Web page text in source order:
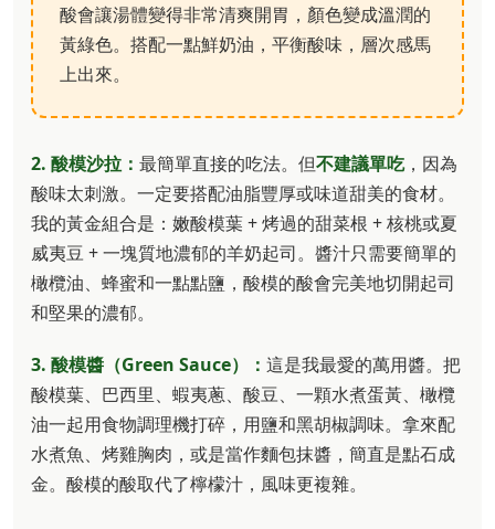
酸會讓湯體變得非常清爽開胃，顏色變成溫潤的
黃綠色。搭配一點鮮奶油，平衡酸味，層次感馬
上出來。
2. 酸模沙拉： 最簡單直接的吃法。但不建議單吃，因為
酸味太刺激。一定要搭配油脂豐厚或味道甜美的食材。
我的黃金組合是：嫩酸模葉 + 烤過的甜菜根 + 核桃或夏
威夷豆 + 一塊質地濃郁的羊奶起司。醬汁只需要簡單的
橄欖油、蜂蜜和一點點鹽，酸模的酸會完美地切開起司
和堅果的濃郁。
3. 酸模醬（Green Sauce）： 這是我最愛的萬用醬。把
酸模葉、巴西里、蝦夷蔥、酸豆、一顆水煮蛋黃、橄欖
油一起用食物調理機打碎，用鹽和黑胡椒調味。拿來配
水煮魚、烤雞胸肉，或是當作麵包抹醬，簡直是點石成
金。酸模的酸取代了檸檬汁，風味更複雜。